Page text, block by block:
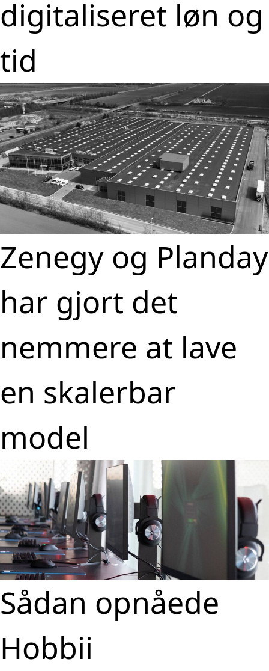
digitaliseret løn og
tid
Zenegy og Planday
har gjort det
nemmere at lave
en skalerbar
model
Sådan opnåede
Hobbii